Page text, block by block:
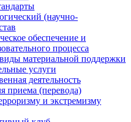
(научно-
обеспечение и
процесса
материальной поддержки
услуги
деятельность
приема (перевода)
и экстремизму